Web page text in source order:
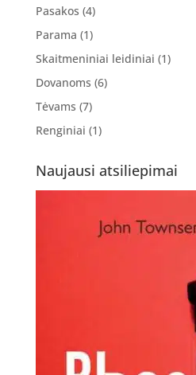
Pasakos (4)
Parama (1)
Skaitmeniniai leidiniai (1)
Dovanoms (6)
Tėvams (7)
Renginiai (1)
Naujausi atsiliepimai